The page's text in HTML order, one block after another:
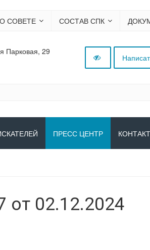
О СОВЕТЕ СОСТАВ СПК
Парковая, 29
ПРЕСС ЦЕНТР
от 02.12.2024